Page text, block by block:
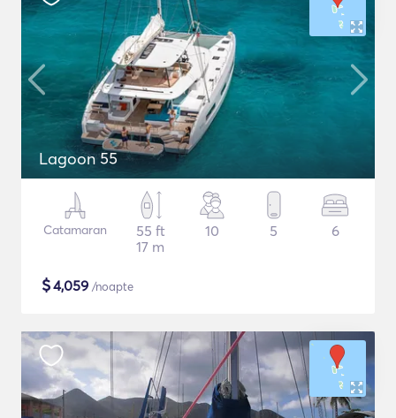
Lagoon 55
Catamaran
55 ft
17 m
10 5 6
$4,059 /noapte